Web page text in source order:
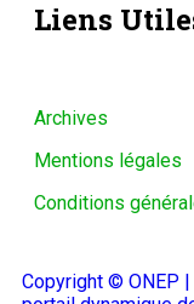
Liens
Archives
Mentions légales
Conditions
Copyright © ONEP